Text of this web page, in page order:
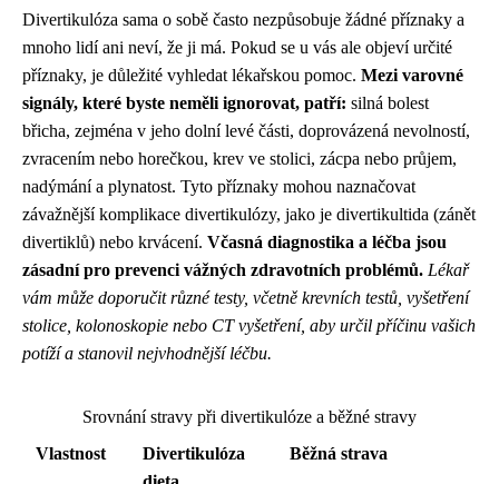
Divertikulóza sama o sobě často nezpůsobuje žádné příznaky a
mnoho lidí ani neví, že ji má. Pokud se u vás ale objeví určité
příznaky, je důležité vyhledat lékařskou pomoc. Mezi varovné
signály, které byste neměli ignorovat, patří: silná bolest
břicha, zejména v jeho dolní levé části, doprovázená nevolností,
zvracením nebo horečkou, krev ve stolici, zácpa nebo průjem,
nadýmání a plynatost. Tyto příznaky mohou naznačovat
závažnější komplikace divertikulózy, jako je divertikultida (zánět
divertiklů) nebo krvácení. Včasná diagnostika a léčba jsou
zásadní pro prevenci vážných zdravotních problémů. Lékař
vám může doporučit různé testy, včetně krevních testů, vyšetření
stolice, kolonoskopie nebo CT vyšetření, aby určil příčinu vašich
potíží a stanovil nejvhodnější léčbu.
Srovnání stravy při divertikulóze a běžné stravy
Vlastnost
Divertikulóza
Běžná strava